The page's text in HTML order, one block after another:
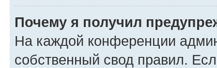
Почему я получил
На каждой конференции
собственный свод правил.